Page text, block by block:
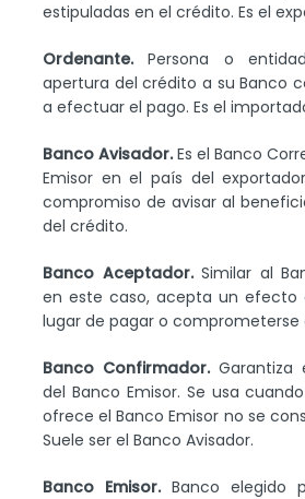
estipuladas en el crédito. Es el
Ordenante.Persona o
apertura del crédito a su Banco
a efectuar el pago. Es el
Banco Avisador.Es el Banco
Emisor en el país del
compromiso de avisar al
del crédito.
Banco Aceptador.Similar al
en este caso, acepta un efecto
lugar de pagar o comprometerse
Banco Confirmador.Garantiza
del Banco Emisor. Se usa
ofrece el Banco Emisor no se
Suele ser el Banco Avisador.
Banco Emisor.Banco elegido